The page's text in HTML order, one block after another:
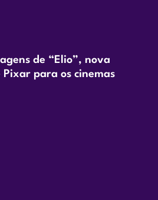
de “Elio”, nova
Pixar para os cinemas